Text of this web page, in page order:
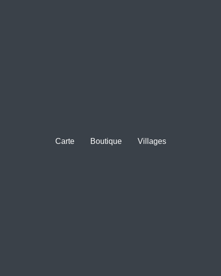
Carte Boutique Villages